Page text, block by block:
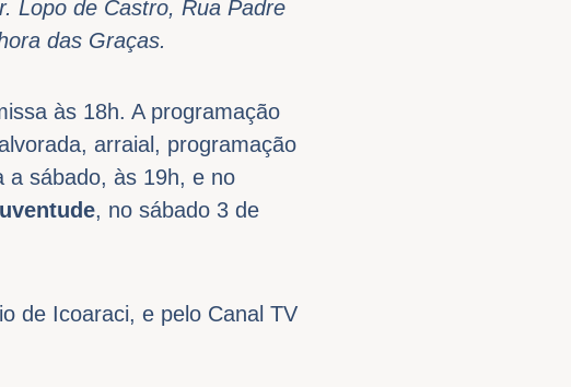
Lopo de Castro, Rua Padre
das Graças.
às 18h. A programação
arraial, programação
a sábado, às 19h, e no
, no sábado 3 de
de Icoaraci, e pelo Canal TV